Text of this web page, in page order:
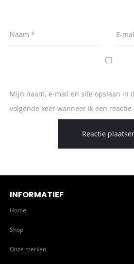
Naam * E-
Mijn naam, e-mail en site opslaan in
volgende keer wanneer ik een reactie
INFORMATIEF
Home
Shop
Onze merken